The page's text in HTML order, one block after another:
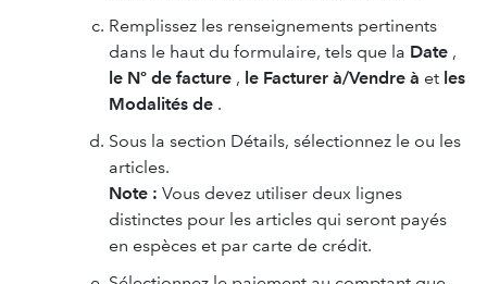
Remplissez les renseignements pertinents
dans le haut du formulaire, tels que la Date ,
le Nº de facture , le Facturer à/Vendre à et les
Modalités de .
Sous la section Détails, sélectionnez le ou les
articles.
Note : Vous devez utiliser deux lignes
distinctes pour les articles qui seront payés
en espèces et par carte de crédit.